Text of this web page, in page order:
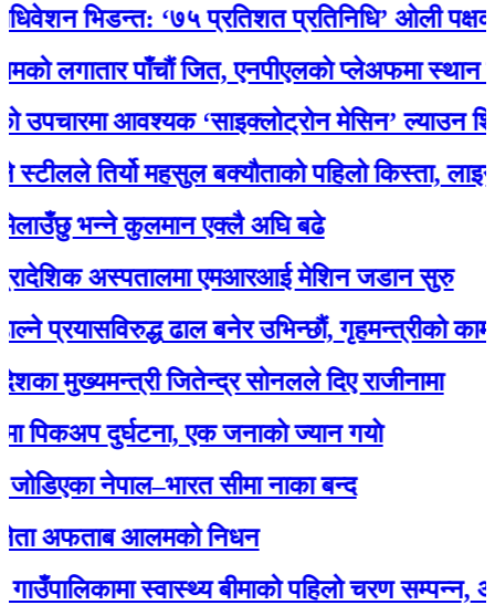
भिडन्त: ‘७५ प्रतिशत प्रतिनिधि’ ओली पक्षका,
लगातार पाँचौं जित, एनपीएलकाे प्लेअफमा स्थान
आवश्यक ‘साइक्लोट्रोन मेसिन’ ल्याउन
तिर्यो महसुल बक्यौताको पहिलो किस्ता, लाइन
भन्ने कुलमान एक्लै अघि बढे
अस्पतालमा एमआरआई मेशिन जडान सुरु
ढाल बनेर उभिन्छौं, गृहमन्त्रीको
जितेन्द्र सोनलले दिए राजीनामा
दुर्घटना, एक जनाकाे ज्यान गयाे
नेपाल–भारत सीमा नाका बन्द
आलमको निधन
स्वास्थ्य बीमाको पहिलो चरण सम्पन्न, अब